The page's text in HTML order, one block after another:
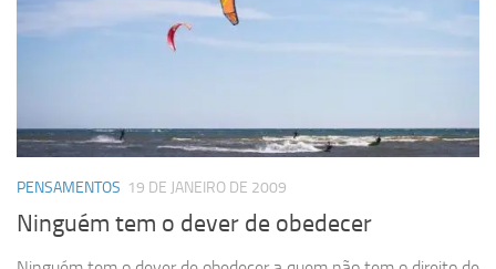
PENSAMENTOS 19 DE JANEIRO DE 2009
Ninguém tem o dever de obedecer